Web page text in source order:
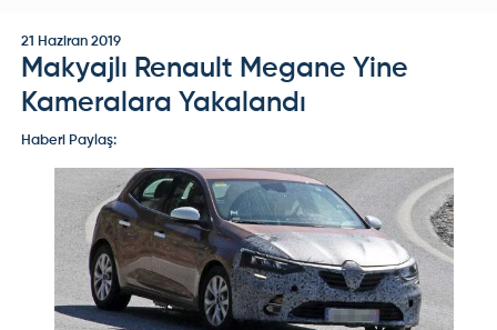
21 Haziran 2019
Makyajlı Renault Megane Yine
Kameralara Yakalandı
Haberi Paylaş: